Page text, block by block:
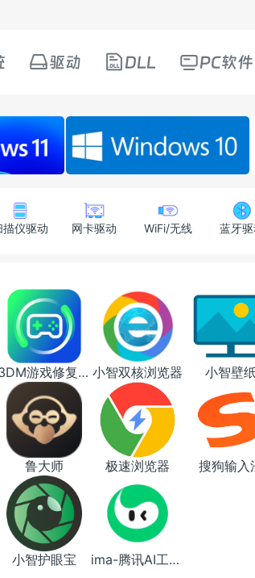
驱动 DLL PC软件
描仪驱动 网卡驱动 WiFi/无线 蓝牙驱
3DM游戏修复大师 小智双核浏览器 小智壁
鲁大师 极速浏览器 搜狗输入
小智护眼宝 ima-腾讯AI工作台